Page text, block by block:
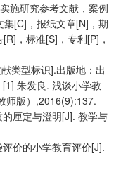
施研究参考文献，案例
[C]，报纸文章[N]，期
，标准[S]，专利[P]，
类型标识].出版地：出
朱发良. 浅谈小学教
师版）,2016(9):137.
厘定与澄明[J]. 教学与
价的小学教育评价[J].